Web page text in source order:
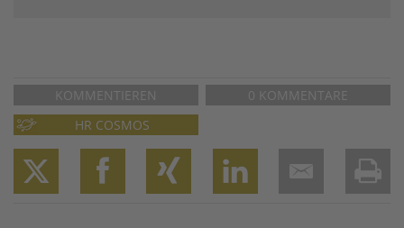
KOMMENTIEREN
0 KOMMENTARE
HR COSMOS
TwitterFacebook
XINGLinkedIn
Email